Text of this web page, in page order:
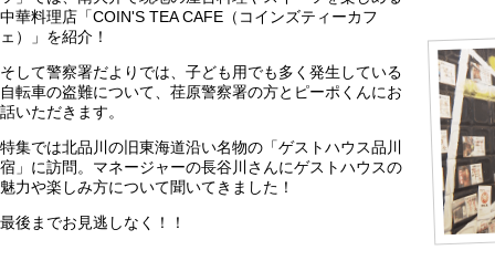
中華料理店「COIN'S TEA CAFE（コインズティーカフ
ェ）」を紹介！
そして警察署だよりでは、子ども用でも多く発生している
自転車の盗難について、荏原警察署の方とピーポくんにお
話いただきます。
特集では北品川の旧東海道沿い名物の「ゲストハウス品川
宿」に訪問。マネージャーの長谷川さんにゲストハウスの
魅力や楽しみ方について聞いてきました！
最後までお見逃しなく！！